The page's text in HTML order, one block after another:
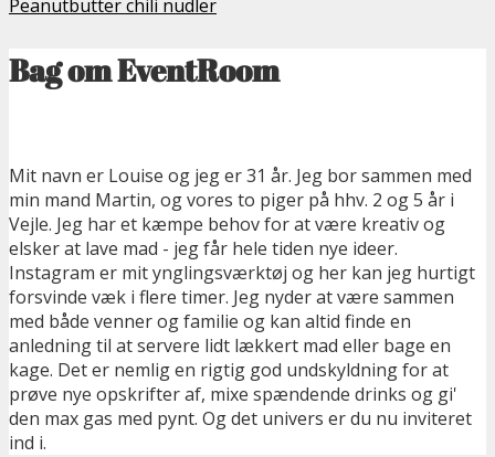
Peanutbutter chili nudler
Bag om EventRoom
Mit navn er Louise og jeg er 31 år. Jeg bor sammen med
min mand Martin, og vores to piger på hhv. 2 og 5 år i
Vejle. Jeg har et kæmpe behov for at være kreativ og
elsker at lave mad - jeg får hele tiden nye ideer.
Instagram er mit ynglingsværktøj og her kan jeg hurtigt
forsvinde væk i flere timer. Jeg nyder at være sammen
med både venner og familie og kan altid finde en
anledning til at servere lidt lækkert mad eller bage en
kage. Det er nemlig en rigtig god undskyldning for at
prøve nye opskrifter af, mixe spændende drinks og gi'
den max gas med pynt. Og det univers er du nu inviteret
ind i.